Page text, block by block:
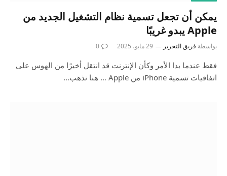
يمكن أن تجعل تسمية نظام التشغيل الجديد من
Apple يبدو غريبًا
بواسطة فريق التحرير 29 مايو، 2025 0
فقط عندما بدا الأمر وكأن الإنترنت قد انتقل أخيرًا من الهوس على
اتفاقيات تسمية iPhone من Apple … هنا نذهب…